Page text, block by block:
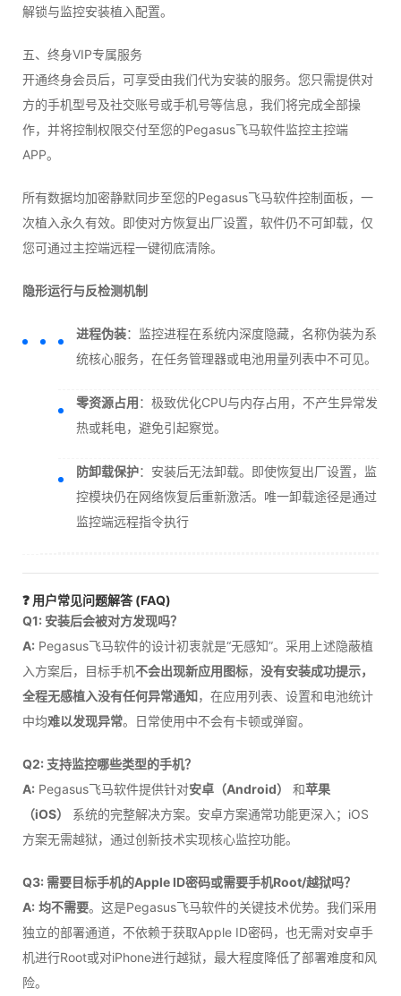
解锁与监控安装植入配置。
五、终身VIP专属服务
开通终身会员后，可享受由我们代为安装的服务。您只需提供对
方的手机型号及社交账号或手机号等信息，我们将完成全部操
作，并将控制权限交付至您的Pegasus飞马软件监控主控端
APP。
所有数据均加密静默同步至您的Pegasus飞马软件控制面板，一
次植入永久有效。即使对方恢复出厂设置，软件仍不可卸载，仅
您可通过主控端远程一键彻底清除。
隐形运行与反检测机制
进程伪装：监控进程在系统内深度隐藏，名称伪装为系
统核心服务，在任务管理器或电池用量列表中不可见。
零资源占用：极致优化CPU与内存占用，不产生异常发
热或耗电，避免引起察觉。
防卸载保护：安装后无法卸载。即使恢复出厂设置，监
控模块仍在网络恢复后重新激活。唯一卸载途径是通过
监控端远程指令执行
❓ 用户常见问题解答 (FAQ)
Q1: 安装后会被对方发现吗？
A: Pegasus飞马软件的设计初衷就是“无感知”。采用上述隐蔽植
入方案后，目标手机不会出现新应用图标， 没有安装成功提示，
全程无感植入没有任何异常通知，在应用列表、设置和电池统计
中均难以发现异常。日常使用中不会有卡顿或弹窗。
Q2: 支持监控哪些类型的手机？
A: Pegasus飞马软件提供针对安卓（Android） 和苹果
（iOS）
系统的完整解决方案。安卓方案通常功能更深入；iOS
方案无需越狱，通过创新技术实现核心监控功能。
Q3: 需要目标手机的Apple ID密码或需要手机Root/越狱吗？
A: 均不需要。这是Pegasus飞马软件的关键技术优势。我们采用
独立的部署通道，不依赖于获取Apple ID密码，也无需对安卓手
机进行Root或对iPhone进行越狱，最大程度降低了部署难度和风
险。